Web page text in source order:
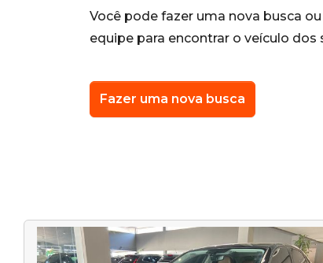
Você pode fazer uma nova busca
equipe para encontrar o veículo dos
Fazer uma nova busca